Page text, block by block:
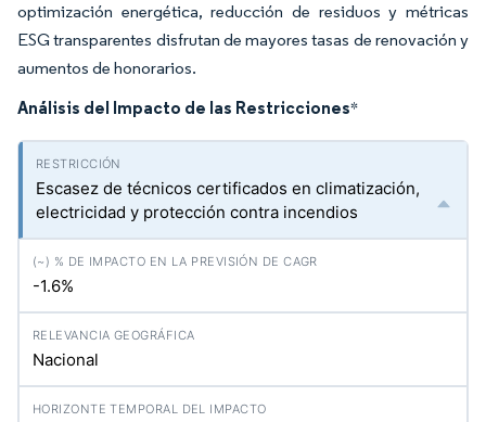
optimización energética, reducción de residuos y métricas
ESG transparentes disfrutan de mayores tasas de renovación y
aumentos de honorarios.
Análisis del Impacto de las Restricciones*
Escasez de técnicos certificados en climatización,
electricidad y protección contra incendios
-1.6%
Nacional